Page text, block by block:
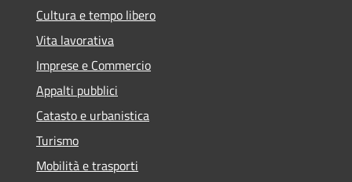
Cultura e tempo libero
Vita lavorativa
Imprese e Commercio
Appalti pubblici
Catasto e urbanistica
Turismo
Mobilità e trasporti